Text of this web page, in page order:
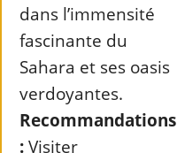
dans l’immensité
fascinante du
Sahara et ses oasis
verdoyantes.
Recommandations
:Visiter